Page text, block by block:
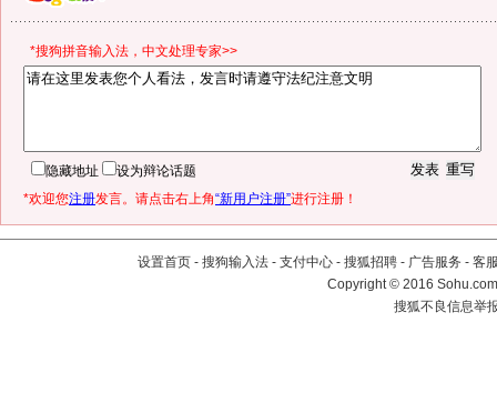
*搜狗拼音输入法，中文处理专家>>
隐藏地址
设为辩论话题
*欢迎您注册发言。请点击右上角“新用户注册”进行注册！
设置首页 - 搜狗输入法 - 支付中心 - 搜狐招聘 - 广告服务 - 客
Copyright©2016
搜狐不良信息举